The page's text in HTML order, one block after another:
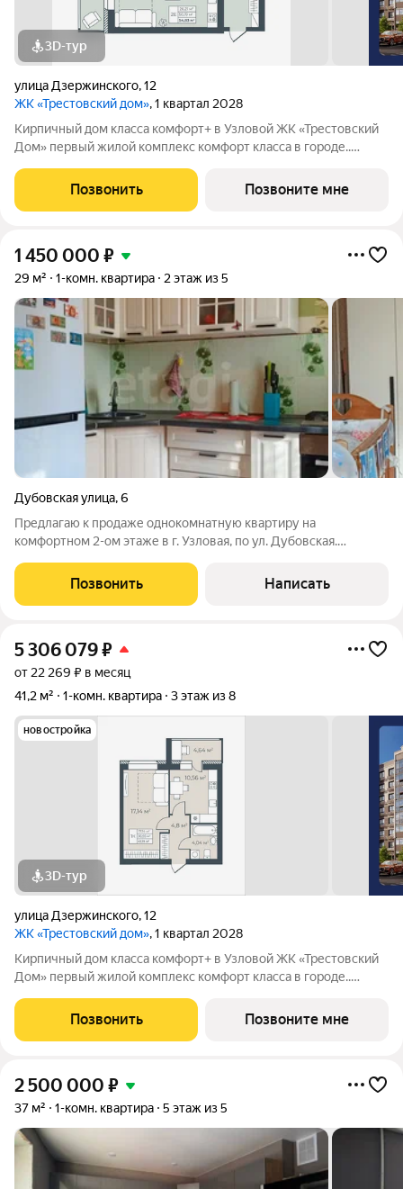
3D-тур
улица Дзержинского,12
ЖК «Трестовский дом», 1 квартал 2028
Кирпичный дом класса комфорт+ в Узловой ЖК «Трестовский
Дом» первый жилой комплекс комфорт класса в городе..
Кирпично-монолитный дом выполнен в современном стиле, с
теплым натуральным кирпичом
Позвонить Позвоните мне
1 450 000 ₽
29 м² 1-комн. квартира 2 этаж из 5
Дубовская улица,6
Предлагаю к продаже однокомнатную квартиру на
комфортном 2-ом этаже в г. Узловая, по ул. Дубовская.
косметический ремонт, балкон застеклен. Окна выходят во
двор - шум дороги вас не обеспокоит. Подъезд
Позвонить Написать
5 306 079₽
от 22 269 ₽ в месяц
41,2 м²
1-комн. квартира 3 этаж из 8
новостройка
3D-тур
улица Дзержинского,12
ЖК «Трестовский дом», 1 квартал 2028
Кирпичный дом класса комфорт+ в Узловой ЖК «Трестовский
Дом» первый жилой комплекс комфорт класса в городе..
Кирпично-монолитный дом выполнен в современном стиле, с
теплым натуральным кирпичом
Позвонить Позвоните мне
2 500 000 ₽
37 м² 1-комн. квартира 5 этаж из 5